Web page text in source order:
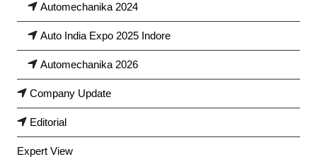
Automechanika 2024
Auto India Expo 2025 Indore
Automechanika 2026
Company Update
Editorial
Expert View